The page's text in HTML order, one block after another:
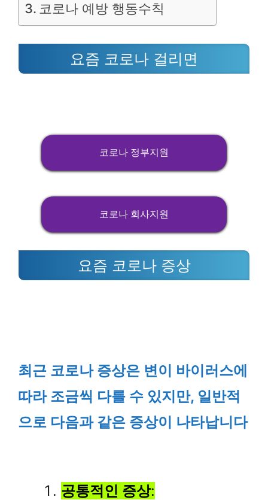
코로나 예방 행동수칙
요즘 코로나 걸리면
코로나 정부지원
코로나 회사지원
요즘 코로나 증상
최근 코로나 증상은 변이 바이러스에
따라 조금씩 다를 수 있지만, 일반적
으로 다음과 같은 증상이 나타납니다
공통적인 증상: